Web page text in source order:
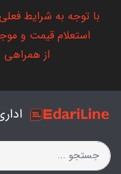
با توجه به شرایط
استعلام قیمت و
از همراهی